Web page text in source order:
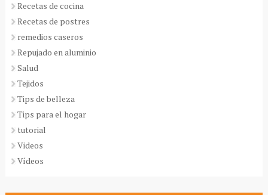
Recetas de cocina
Recetas de postres
remedios caseros
Repujado en aluminio
Salud
Tejidos
Tips de belleza
Tips para el hogar
tutorial
Videos
Vídeos